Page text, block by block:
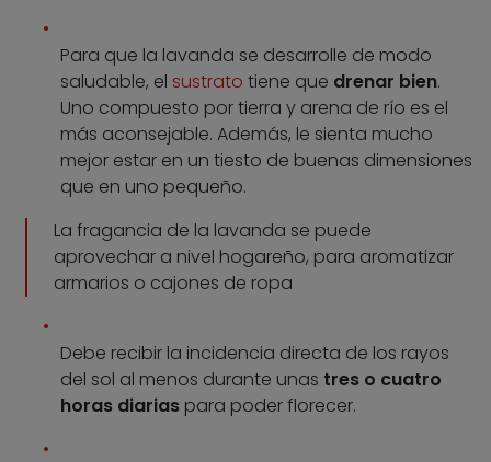
Para que la lavanda se desarrolle de modo
saludable, el sustrato tiene que drenar bien.
Uno compuesto por tierra y arena de río es el
más aconsejable. Además, le sienta mucho
mejor estar en un tiesto de buenas dimensiones
que en uno pequeño.
La fragancia de la lavanda se puede
aprovechar a nivel hogareño, para aromatizar
armarios o cajones de ropa
Debe recibir la incidencia directa de los rayos
del sol al menos durante unas tres o cuatro
horas diarias para poder florecer.